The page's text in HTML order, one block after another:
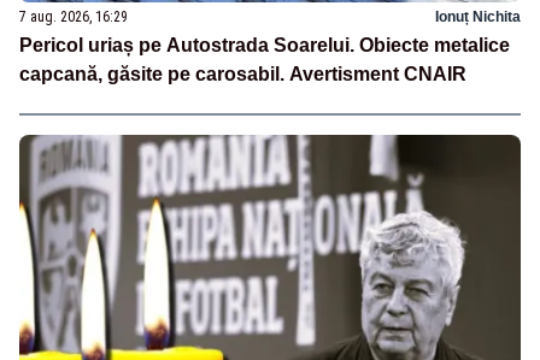
7 aug. 2026, 16:29 Ionuț Nichita
Pericol uriaș pe Autostrada Soarelui. Obiecte metalice
capcană, găsite pe carosabil. Avertisment CNAIR